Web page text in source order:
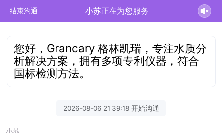
结束沟通 小苏正在为您服务
您好，Grancary 格林凯瑞，专注水质分
析解决方案，拥有多项专利仪器，符合
国标检测方法。
2026-08-06 21:39:18 开始沟通
小苏